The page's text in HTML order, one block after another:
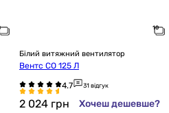
Білий витяжний вентилятор
Вентс СО 125 Л
31 відгук
2 024 грн Хочеш дешевше?